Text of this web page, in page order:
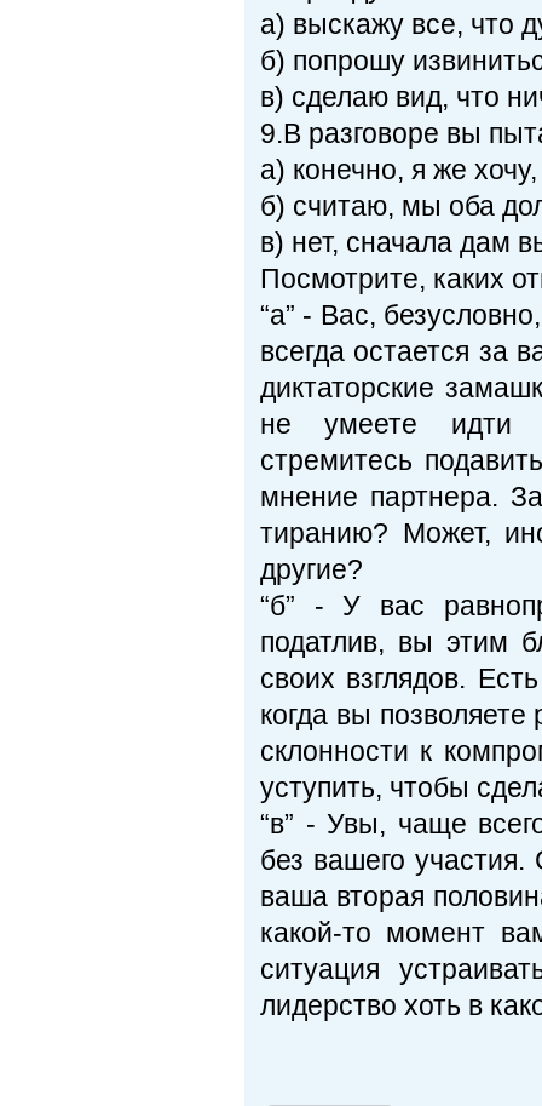
a) выскажу все, что
б) попрошу
в) сделаю вид, что
9.В разговоре вы
a) конечно, я же
б) считаю, мы оба
в) нет, сначала дам
Посмотрите, каких
“а” - Вас,
всегда остается за
диктаторские
не умеете идти
стремитесь
мнение партнера.
тиранию? Может,
другие?
“б” - У вас
податлив, вы этим
своих взглядов.
когда вы
склонности к
уступить, чтобы
“в” - Увы, чаще
без вашего
ваша вторая
какой-то момент
ситуация
лидерство хоть в